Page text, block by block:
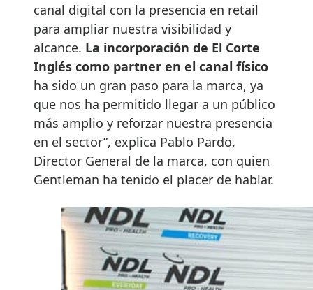
canal digital con la presencia en retail
para ampliar nuestra visibilidad y
alcance. La incorporación de El Corte
Inglés como partner en el canal físico
ha sido un gran paso para la marca, ya
que nos ha permitido llegar a un público
más amplio y reforzar nuestra presencia
en el sector”, explica Pablo Pardo,
Director General de la marca, con quien
Gentleman ha tenido el placer de hablar.